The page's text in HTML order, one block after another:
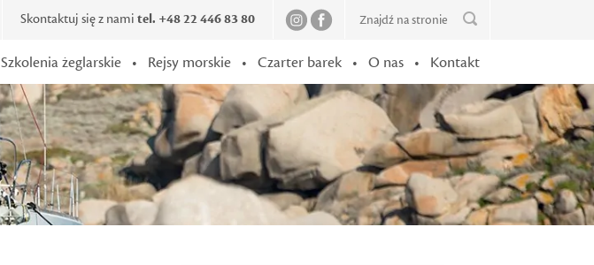
Skontaktuj się z nami tel. +48 22 446 83 80
Szkolenia żeglarskie • Rejsy morskie • Czarter barek • O nas • Kontakt